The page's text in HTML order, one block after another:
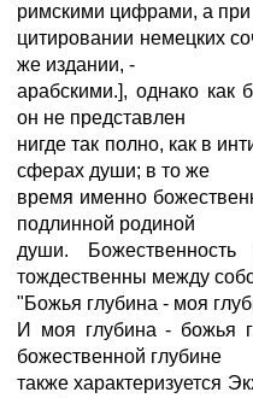
римскими цифрами, а при
цитировании немецких
же издании, -
арабскими.], однако как
он не представлен
нигде так полно, как в
сферах души; в то же
время именно
подлинной родиной
души.
тождественны между
"Божья глубина - моя
И моя глубина - божья
божественной глубине
также характеризуется